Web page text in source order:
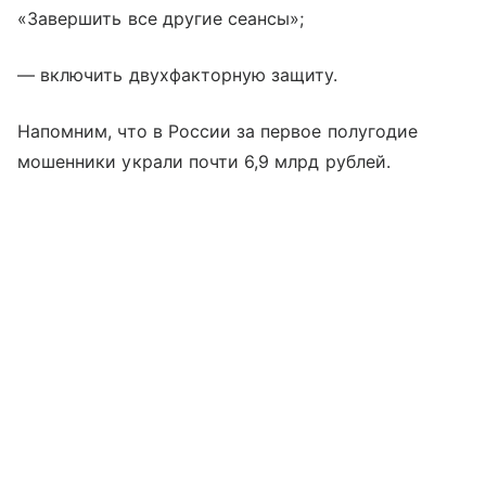
«Завершить все другие сеансы»;
— включить двухфакторную защиту.
Напомним, что в России за первое полугодие
мошенники украли почти 6,9 млрд рублей.